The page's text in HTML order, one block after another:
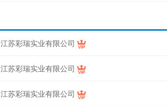
江苏彩瑞实业有限公司
江苏彩瑞实业有限公司
江苏彩瑞实业有限公司